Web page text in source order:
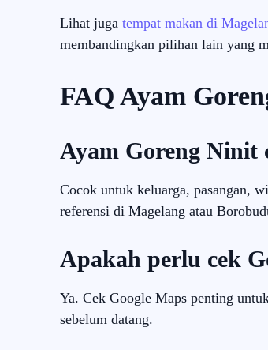
Lihat juga tempat makan di
membandingkan pilihan lain yang
FAQ Ayam
Ayam Goreng Ninit
Cocok untuk keluarga, pasangan,
referensi di Magelang atau
Apakah perlu cek
Ya. Cek Google Maps penting
sebelum datang.